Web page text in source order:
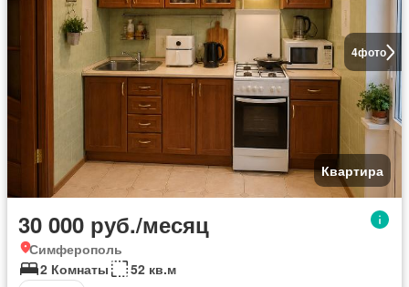
4фото
Квартира
30 000 руб./месяц
Симферополь
2 Комнаты
52 кв.м